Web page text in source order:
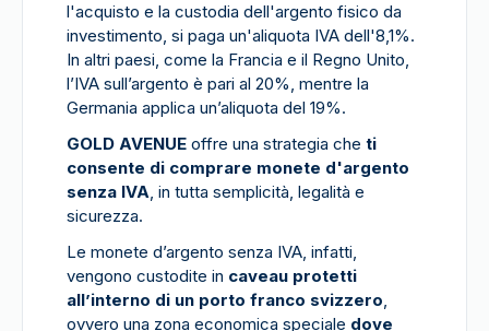
l'acquisto e la custodia dell'argento fisico da
investimento, si paga un'aliquota IVA dell'8,1%.
In altri paesi, come la Francia e il Regno Unito,
l’IVA sull’argento è pari al 20%, mentre la
Germania applica un’aliquota del 19%.
GOLD AVENUE offre una strategia che ti
consente di comprare monete d'argento
senza IVA, in tutta semplicità, legalità e
sicurezza.
Le monete d’argento senza IVA, infatti,
vengono custodite in caveau protetti
all’interno di un porto franco svizzero,
ovvero una zona economica speciale dove